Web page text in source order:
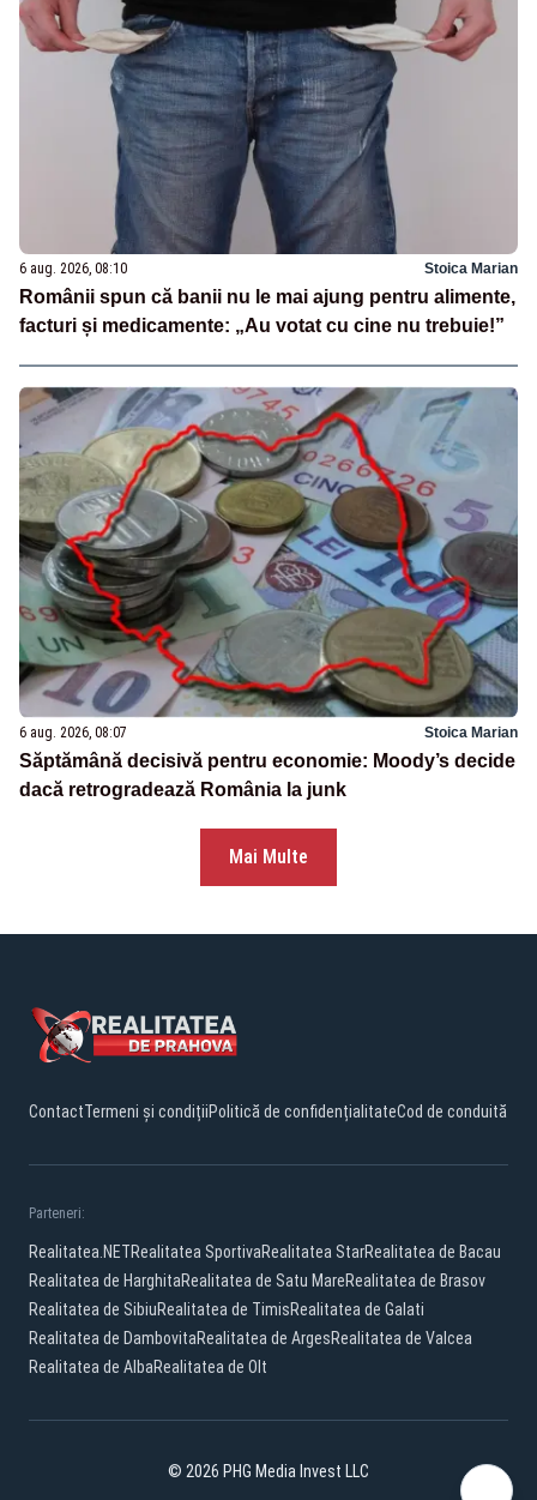
6 aug. 2026, 08:10 Stoica Marian
Românii spun că banii nu le mai ajung pentru alimente,
facturi și medicamente: „Au votat cu cine nu trebuie!”
6 aug. 2026, 08:07 Stoica Marian
Săptămână decisivă pentru economie: Moody’s decide
dacă retrogradează România la junk
Mai Multe
ContactTermeni și condițiiPolitică de confidențialitateCod de conduită
Parteneri:
Realitatea.NETRealitatea SportivaRealitatea StarRealitatea de Bacau
Realitatea de HarghitaRealitatea de Satu MareRealitatea de Brasov
Realitatea de SibiuRealitatea de TimisRealitatea de Galati
Realitatea de DambovitaRealitatea de ArgesRealitatea de Valcea
Realitatea de AlbaRealitatea de Olt
© 2026 PHG Media Invest LLC